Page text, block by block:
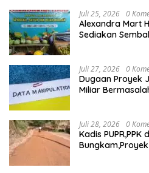
Juli 25, 2026 0
Alexandra Mart
Sediakan
Juli 27, 2026 0
Dugaan Proyek
Miliar
Juli 28, 2026 0
Kadis
Bungkam,Proyek